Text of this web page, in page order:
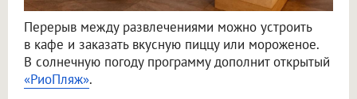
Перерыв между развлечениями можно устроить
в кафе и заказать вкусную пиццу или мороженое.
В солнечную погоду программу дополнит открытый
«РиоПляж».